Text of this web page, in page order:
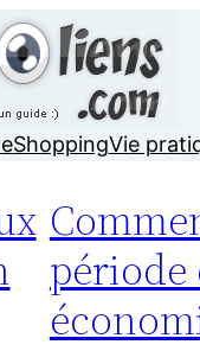
ShoppingVie
période